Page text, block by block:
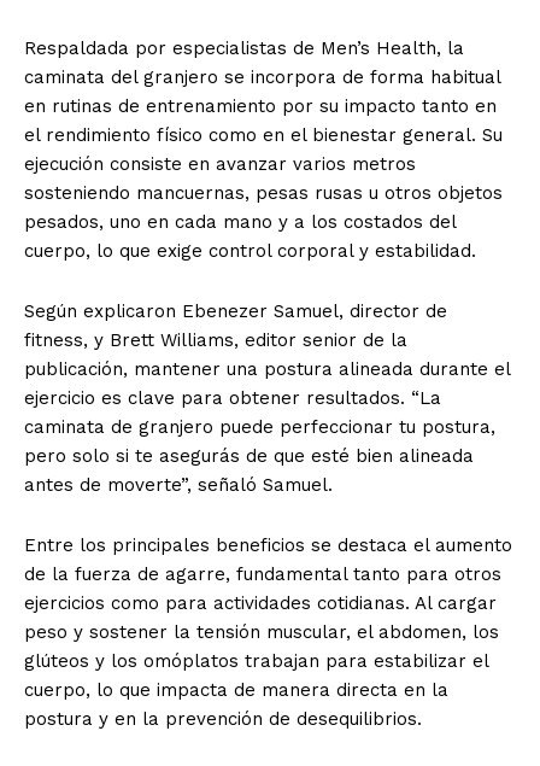
Respaldada por especialistas de Men’s Health, la
caminata del granjero se incorpora de forma habitual
en rutinas de entrenamiento por su impacto tanto en
el rendimiento físico como en el bienestar general. Su
ejecución consiste en avanzar varios metros
sosteniendo mancuernas, pesas rusas u otros objetos
pesados, uno en cada mano y a los costados del
cuerpo, lo que exige control corporal y estabilidad.
Según explicaron Ebenezer Samuel, director de
fitness, y Brett Williams, editor senior de la
publicación, mantener una postura alineada durante el
ejercicio es clave para obtener resultados. “La
caminata de granjero puede perfeccionar tu postura,
pero solo si te asegurás de que esté bien alineada
antes de moverte”, señaló Samuel.
Entre los principales beneficios se destaca el aumento
de la fuerza de agarre, fundamental tanto para otros
ejercicios como para actividades cotidianas. Al cargar
peso y sostener la tensión muscular, el abdomen, los
glúteos y los omóplatos trabajan para estabilizar el
cuerpo, lo que impacta de manera directa en la
postura y en la prevención de desequilibrios.